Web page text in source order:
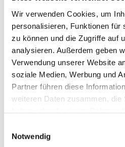
Wir verwenden Cookies, um
personalisieren, Funktionen für
zu können und die Zugriffe auf
analysieren. Außerdem geben
Verwendung unserer Website
soziale Medien, Werbung und
Partner führen diese
weiteren Daten zusammen, die
haben oder die sie im Rahmen
Notwendig
Weitere
Kontakt
Deutsches
(DRK) –